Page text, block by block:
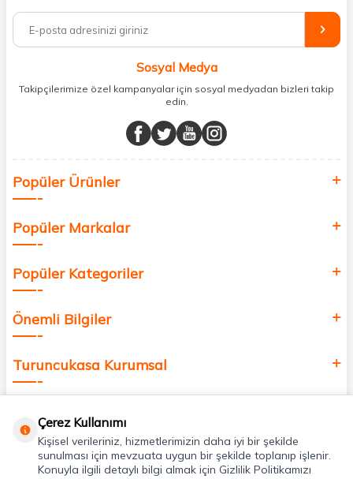
%100 orijinal kozmetik ve sağlık ürünleriyle güzelliğinizi tamamlayabilir,
vücudunuzu desteklemek için güvenilir takviye edici gıdalara
minerallere kadar binlerce ürünü uygun fiyat ve hızlı kargo avantajıyla
sunuyoruz.
buluşturuyor ve online alışveriş deneyiminizi en iyi hale getiriyoruz.
Sağlık, güzellik ve iyi yaşam için aradığınız her şey burada!
değer katmak için bize katılın!
Sosyal Medya
Takipçilerimize özel kampanyalar için sosyal medyadan bizleri takip
edin.
Popüler Ürünler
Popüler Markalar
Popüler Kategoriler
Önemli Bilgiler
Turuncukasa Kurumsal
Uygulamalarımız
Çerez Kullanımı
Kişisel verileriniz, hizmetlerimizin daha iyi bir şekilde
sunulması için mevzuata uygun bir şekilde toplanıp işlenir.
Konuyla ilgili detaylı bilgi almak için Gizlilik Politikamızı